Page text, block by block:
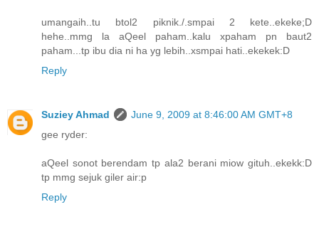
umangaih..tu btol2 piknik./.smpai 2 kete..ekeke;D
hehe..mmg la aQeel paham..kalu xpaham pn baut2
paham...tp ibu dia ni ha yg lebih..xsmpai hati..ekekek:D
Reply
Suziey Ahmad
June 9, 2009 at 8:46:00 AM GMT+8
gee ryder:
aQeel sonot berendam tp ala2 berani miow gituh..ekekk:D
tp mmg sejuk giler air:p
Reply